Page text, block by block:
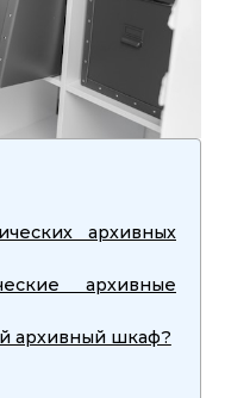
архивных
архивные
архивный шкаф?